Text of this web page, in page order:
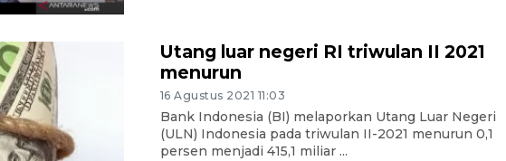
Utang luar negeri RI triwulan II 2021
menurun
16 Agustus 2021 11:03
Bank Indonesia (BI) melaporkan Utang Luar Negeri
(ULN) Indonesia pada triwulan II-2021 menurun 0,1
persen menjadi 415,1 miliar ...
22 Juli 2026 10:51